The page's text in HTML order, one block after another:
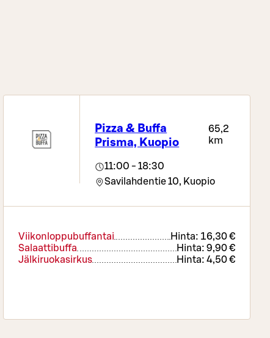
Pizza & Buffa
Prisma, Kuopio
65,2
km
11:00 - 18:30
Savilahdentie 10, Kuopio
Viikonloppubuffantai Hinta: 16,30 €
Salaattibuffa
Hinta: 9,90 €
Jälkiruokasirkus
Hinta: 4,50 €